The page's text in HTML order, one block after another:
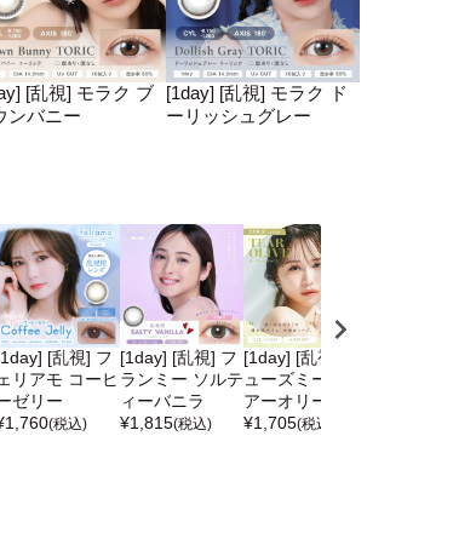
[乱視] モラク ブ
ンバニー
[1day] [乱視] モラク ド
ーリッシュグレー
[乱視] フ
リアモ コーヒ
ゼリー
1,760(税込)
[1day] [乱視] フ
ランミー ソルテ
ィーバニラ
¥1,815(税込)
[1day] [乱視] チ
ューズミー ティ
アーオリーブ
¥1,705(税込)